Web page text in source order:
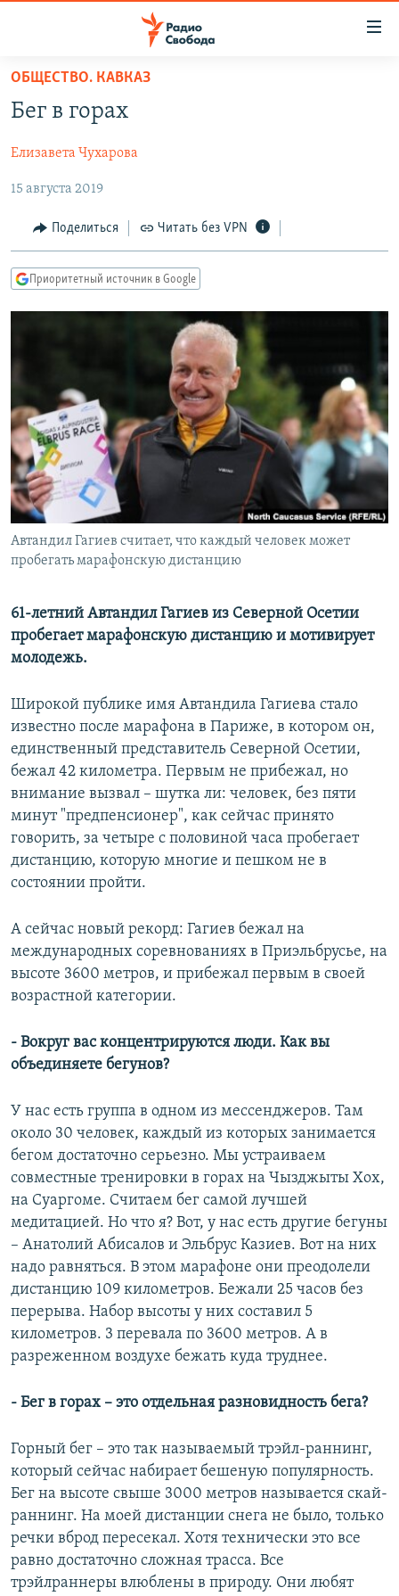
упрощенного
доступа
содержанию
Вернутся
главной
навигации
Вернутся
ПОДКАСТЫ
АВТОРСКИЕ ПРОЕКТЫ
ЦИТАТЫ СВОБОДЫ
МНЕНИЯ
КУЛЬТУРА
IDEL.РЕАЛИИ
КАВКАЗ.РЕАЛИИ
СИБИРЬ.РЕАЛИИ
РАСПИСАНИЕ ВЕЩАНИЯ
ПОДПИШИТЕСЬ НА РАССЫЛКУ
СОЦИАЛЬНЫЕ СЕТИ
Все сайты РСЕ/РС
ОБЩЕСТВО. КАВКАЗ
Бег в горах
Елизавета Чухарова
15 августа 2019
Поделиться Читать без VPN
Приоритетный источник в Google
Автандил Гагиев считает, что каждый человек может
пробегать марафонскую дистанцию
61-летний Автандил Гагиев из Северной Осетии
пробегает марафонскую дистанцию и мотивирует
молодежь.
Широкой публике имя Автандила Гагиева стало
известно после марафона в Париже, в котором он,
единственный представитель Северной Осетии,
бежал 42 километра. Первым не прибежал, но
внимание вызвал – шутка ли: человек, без пяти
минут "предпенсионер", как сейчас принято
говорить, за четыре с половиной часа пробегает
дистанцию, которую многие и пешком не в
состоянии пройти.
А сейчас новый рекорд: Гагиев бежал на
международных соревнованиях в Приэльбрусье, на
высоте 3600 метров, и прибежал первым в своей
возрастной категории.
- Вокруг вас концентрируются люди. Как вы
объединяете бегунов?
У нас есть группа в одном из мессенджеров. Там
около 30 человек, каждый из которых занимается
бегом достаточно серьезно. Мы устраиваем
совместные тренировки в горах на Чызджыты Хох,
на Суаргоме. Считаем бег самой лучшей
медитацией. Но что я? Вот, у нас есть другие бегуны
– Анатолий Абисалов и Эльбрус Казиев. Вот на них
надо равняться. В этом марафоне они преодолели
дистанцию 109 километров. Бежали 25 часов без
перерыва. Набор высоты у них составил 5
километров. 3 перевала по 3600 метров. А в
разреженном воздухе бежать куда труднее.
- Бег в горах – это отдельная разновидность бега?
Горный бег – это так называемый трэйл-раннинг,
который сейчас набирает бешеную популярность.
Бег на высоте свыше 3000 метров называется скай-
раннинг. На моей дистанции снега не было, только
речки вброд пересекал. Хотя технически это все
равно достаточно сложная трасса. Все
трэйлраннеры влюблены в природу. Они любят